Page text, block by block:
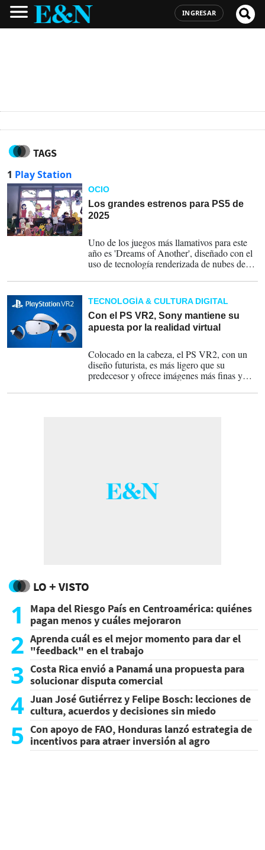
INGRESAR
TAGS
1 Play Station
OCIO
Los grandes estrenos para PS5 de
2025
Uno de los juegos más llamativos para este
año es 'Dreams of Another', diseñado con el
uso de tecnología renderizada de nubes de
hay creación sin destrucción".
TECNOLOGÍA & CULTURA DIGITAL
Con el PS VR2, Sony mantiene su
apuesta por la realidad virtual
Colocado en la cabeza, el PS VR2, con un
diseño futurista, es más ligero que su
predecesor y ofrece imágenes más finas y
agarradera, son también más fáciles de
LO + VISTO
1
Mapa del Riesgo País en Centroamérica: quiénes
pagan menos y cuáles mejoraron
2 Aprenda cuál es el mejor momento para dar el
"feedback" en el trabajo
3 Costa Rica envió a Panamá una propuesta para
solucionar disputa comercial
4 Juan José Gutiérrez y Felipe Bosch: lecciones de
cultura, acuerdos y decisiones sin miedo
5 Con apoyo de FAO, Honduras lanzó estrategia de
incentivos para atraer inversión al agro